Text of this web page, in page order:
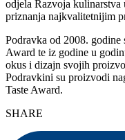
odjela Razvoja
priznanja najkvalitetnijim
Podravka od 2008. godine
Award te iz godine u
okus i dizajn svojih
Podravkini su proizvodi
Taste Award.
SHARE